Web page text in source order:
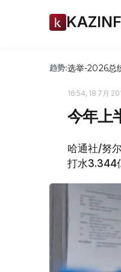
趋势:选举-2026总
16:54, 18 7月
今年上
哈通社/努
打水3.344